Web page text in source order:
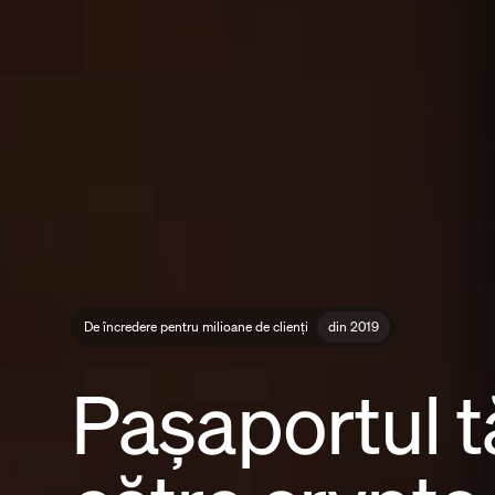
De încredere pentru milioane de clienți din 2019
Pașaportul